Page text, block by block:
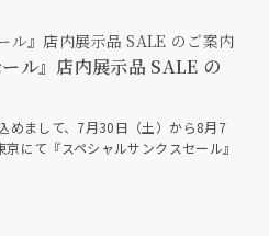
ール』店内展示品 SALE の
めまして、7月30日（土）から8月7
にて『スペシャルサンクスセール』